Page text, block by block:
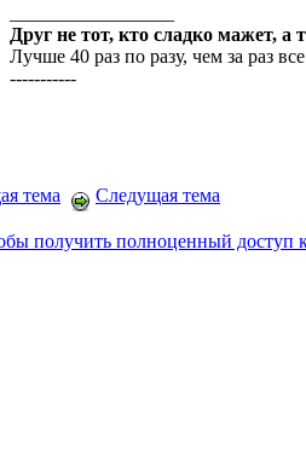
Друг не тот, кто сладко мажет, а
Лучше 40 раз по разу, чем за раз
-----------
тема Следущая тема
получить полноценный доступ